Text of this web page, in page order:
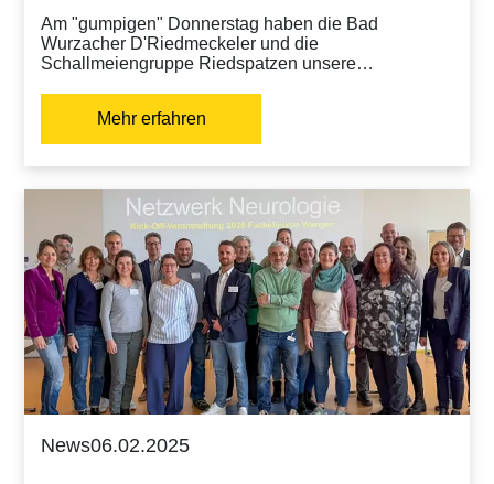
Am "gumpigen" Donnerstag haben die Bad
Wurzacher D'Riedmeckeler und die
Schallmeiengruppe Riedspatzen unsere…
Mehr erfahren
News06.02.2025